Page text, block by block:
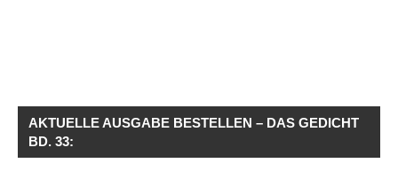
AKTUELLE AUSGABE BESTELLEN – DAS GEDICHT
BD. 33: